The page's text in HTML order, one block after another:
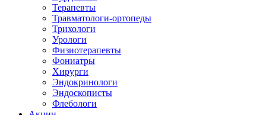
Терапевты
Травматологи-ортопеды
Трихологи
Урологи
Физиотерапевты
Фониатры
Хирурги
Эндокринологи
Эндоскописты
Флебологи